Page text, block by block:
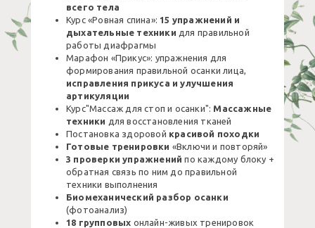
всего тела
Курс «Ровная спина»:15 упражнений и
дыхательные техники для правильной
работы диафрагмы
Марафон «Прикус»: упражнения для
формирования правильной осанки лица,
исправления прикуса и улучшения
артикуляции
Курс"Массаж для стоп и осанки": Массажные
техники для восстановления тканей
Постановка здоровой красивой походки
Готовые тренировки «Включи и повторяй»
3 проверки упражненийпо каждому блоку +
обратная связь по ним до правильной
техники выполнения
Биомеханический разбор осанки
(фотоанализ)
18 групповых онлайн-живых тренировок